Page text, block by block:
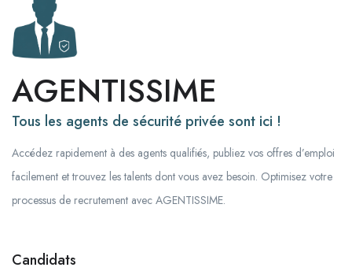
AGENTISSIME
Tous les agents de sécurité privée sont ici !
Accédez rapidement à des agents qualifiés, publiez vos offres d’emploi
facilement et trouvez les talents dont vous avez besoin. Optimisez votre
processus de recrutement avec AGENTISSIME.
Candidats